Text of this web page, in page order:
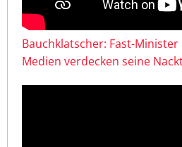
Bauchklatscher: Fast-
Medien verdecken seine